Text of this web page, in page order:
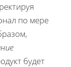
по мере
будет